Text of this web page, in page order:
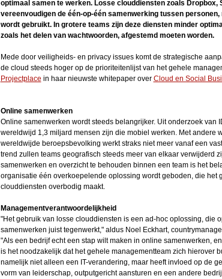
optimaal samen te werken. Losse clouddiensten zoals Dropbox,
vereenvoudigen de één-op-één samenwerking tussen
wordt gebruikt. In grotere teams zijn deze diensten minder
zoals het delen van wachtwoorden, afgestemd moeten worden.
Mede door veiligheids- en privacy issues komt de strategische
de cloud steeds hoger op de prioriteitenlijst van het gehele
Projectplace in haar nieuwste whitepaper over Cloud en Social
Online samenwerken
Online samenwerken wordt steeds belangrijker. Uit onderzoek van
wereldwijd 1,3 miljard mensen zijn die mobiel werken. Met andere
wereldwijde beroepsbevolking werkt straks niet meer vanaf een
trend zullen teams geografisch steeds meer van elkaar verwijderd
samenwerken en overzicht te behouden binnen een team is het
organisatie één overkoepelende oplossing wordt geboden, die het
clouddiensten overbodig maakt.
Managementverantwoordelijkheid
"Het gebruik van losse clouddiensten is een ad-hoc oplossing, die
samenwerken juist tegenwerkt," aldus Noel Eckhart,
"Als een bedrijf echt een stap wilt maken in online samenwerken,
is het noodzakelijk dat het gehele managementteam zich hierover
namelijk niet alleen een IT-verandering, maar heeft invloed op de
vorm van leiderschap, outputgericht aansturen en een andere